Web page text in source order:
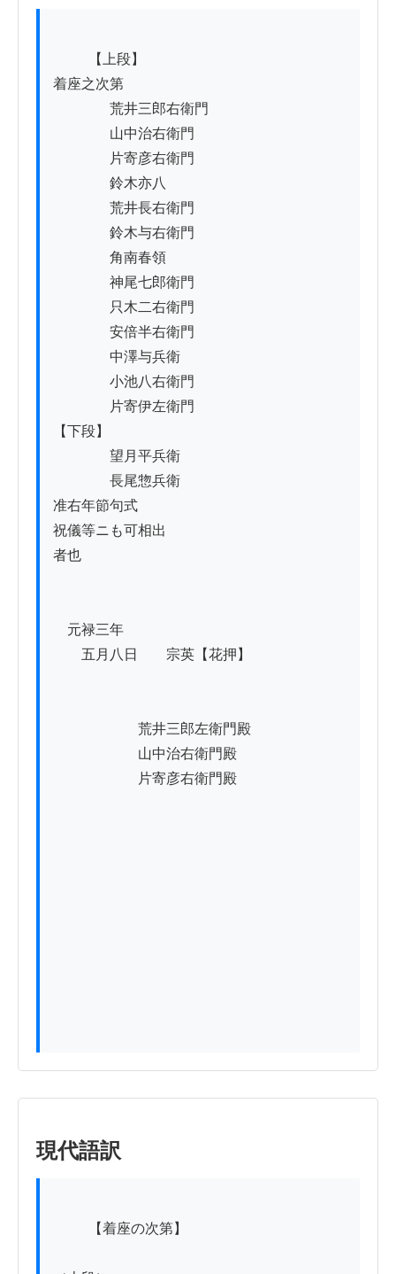
着座之次第
荒井三郎右衛門
山中治右衛門
片寄彦右衛門
鈴木亦八
荒井長右衛門
鈴木与右衛門
角南春領
神尾七郎衛門
只木二右衛門
安倍半右衛門
中澤与兵衛
小池八右衛門
片寄伊左衛門
【下段】
望月平兵衛
長尾惣兵衛
准右年節句式
祝儀等ニも可相出
者也
元禄三年
五月八日　　宗英【花押】
荒井三郎左衛門殿
山中治右衛門殿
片寄彦右衛門殿
現代語訳